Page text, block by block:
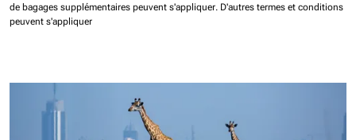
de bagages supplémentaires peuvent s'appliquer. D'autres termes et conditions
peuvent s'appliquer